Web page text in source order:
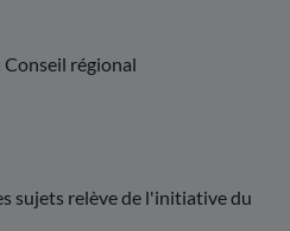
régional
sujets relève de l'initiative du